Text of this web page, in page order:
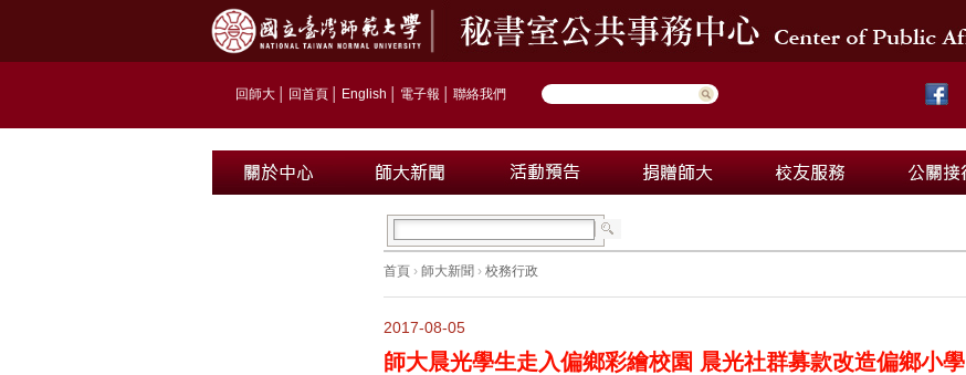
回師大 回首頁 English 電子報 聯絡我們
首頁 › 師大新聞 › 校務行政
2017-08-05
師大晨光學生走入偏鄉彩繪校園 晨光社群募款改造偏鄉小學